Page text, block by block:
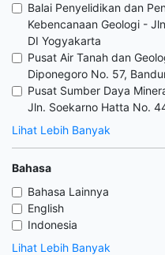
Balai Penyelidikan dan
Kebencanaan Geologi -
DI Yogyakarta
Pusat Air Tanah dan
Diponegoro No. 57,
Pusat Sumber Daya
Jln. Soekarno Hatta No.
Lihat Lebih Banyak
Bahasa
Bahasa Lainnya
English
Indonesia
Lihat Lebih Banyak